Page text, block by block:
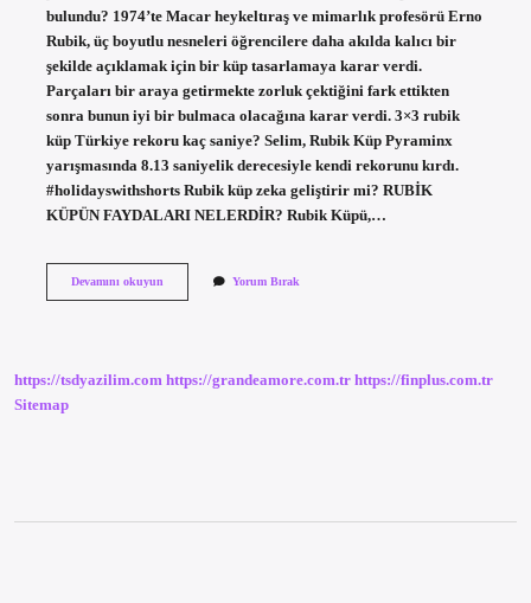
bulundu? 1974’te Macar heykeltıraş ve mimarlık profesörü Erno
Rubik, üç boyutlu nesneleri öğrencilere daha akılda kalıcı bir
şekilde açıklamak için bir küp tasarlamaya karar verdi.
Parçaları bir araya getirmekte zorluk çektiğini fark ettikten
sonra bunun iyi bir bulmaca olacağına karar verdi. 3×3 rubik
küp Türkiye rekoru kaç saniye? Selim, Rubik Küp Pyraminx
yarışmasında 8.13 saniyelik derecesiyle kendi rekorunu kırdı.
#holidayswithshorts Rubik küp zeka geliştirir mi? RUBİK
KÜPÜN FAYDALARI NELERDİR? Rubik Küpü,…
Devamını okuyunZeka
Yorum Bırak
https://tsdyazilim.com https://grandeamore.com.tr https://finplus.com.tr
Sitemap